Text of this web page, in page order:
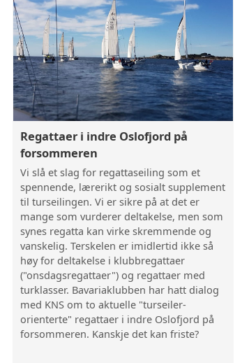
Regattaer i indre Oslofjord på
forsommeren
Vi slå et slag for regattaseiling som et
spennende, lærerikt og sosialt supplement
til turseilingen. Vi er sikre på at det er
mange som vurderer deltakelse, men som
synes regatta kan virke skremmende og
vanskelig. Terskelen er imidlertid ikke så
høy for deltakelse i klubbregattaer
("onsdagsregattaer") og regattaer med
turklasser. Bavariaklubben har hatt dialog
med KNS om to aktuelle "turseiler-
orienterte" regattaer i indre Oslofjord på
forsommeren. Kanskje det kan friste?